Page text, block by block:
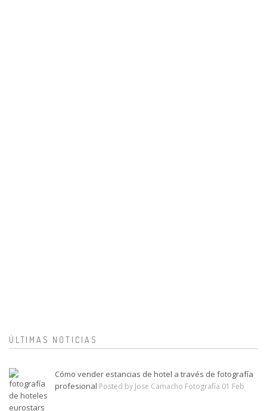
ÚLTIMAS NOTICIAS
Cómo vender estancias de hotel a través de fotografía
profesional Posted by Jose Camacho Fotografía 01 Feb